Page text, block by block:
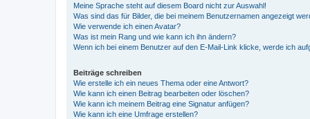
Meine Sprache steht auf diesem Board nicht zur Auswahl!
Was sind das für Bilder, die bei meinem Benutzernamen angezeigt
Wie verwende ich einen Avatar?
Was ist mein Rang und wie kann ich ihn ändern?
Wenn ich bei einem Benutzer auf den E-Mail-Link klicke, werde ich
Beiträge schreiben
Wie erstelle ich ein neues Thema oder eine Antwort?
Wie kann ich einen Beitrag bearbeiten oder löschen?
Wie kann ich meinem Beitrag eine Signatur anfügen?
Wie kann ich eine Umfrage erstellen?